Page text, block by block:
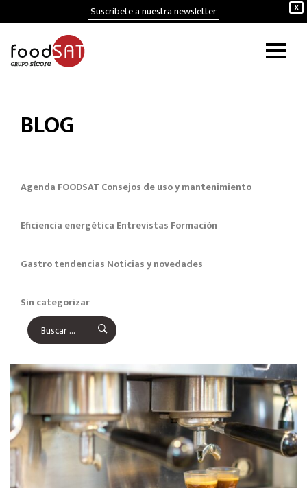
X
Suscríbete a nuestra newsletter
BLOG
Agenda FOODSAT Consejos de uso y mantenimiento
Eficiencia energética Entrevistas Formación
Gastro tendencias Noticias y novedades
Sin categorizar